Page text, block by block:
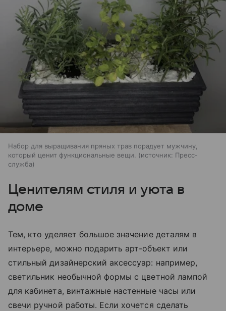
Набор для выращивания пряных трав порадует мужчину,
который ценит функциональные вещи.
источник: Пресс-
служба
Ценителям стиля и уюта в
доме
Тем, кто уделяет большое значение деталям в
интерьере, можно подарить арт-объект или
стильный дизайнерский аксессуар: например,
светильник необычной формы с цветной лампой
для кабинета, винтажные настенные часы или
свечи ручной работы. Если хочется сделать